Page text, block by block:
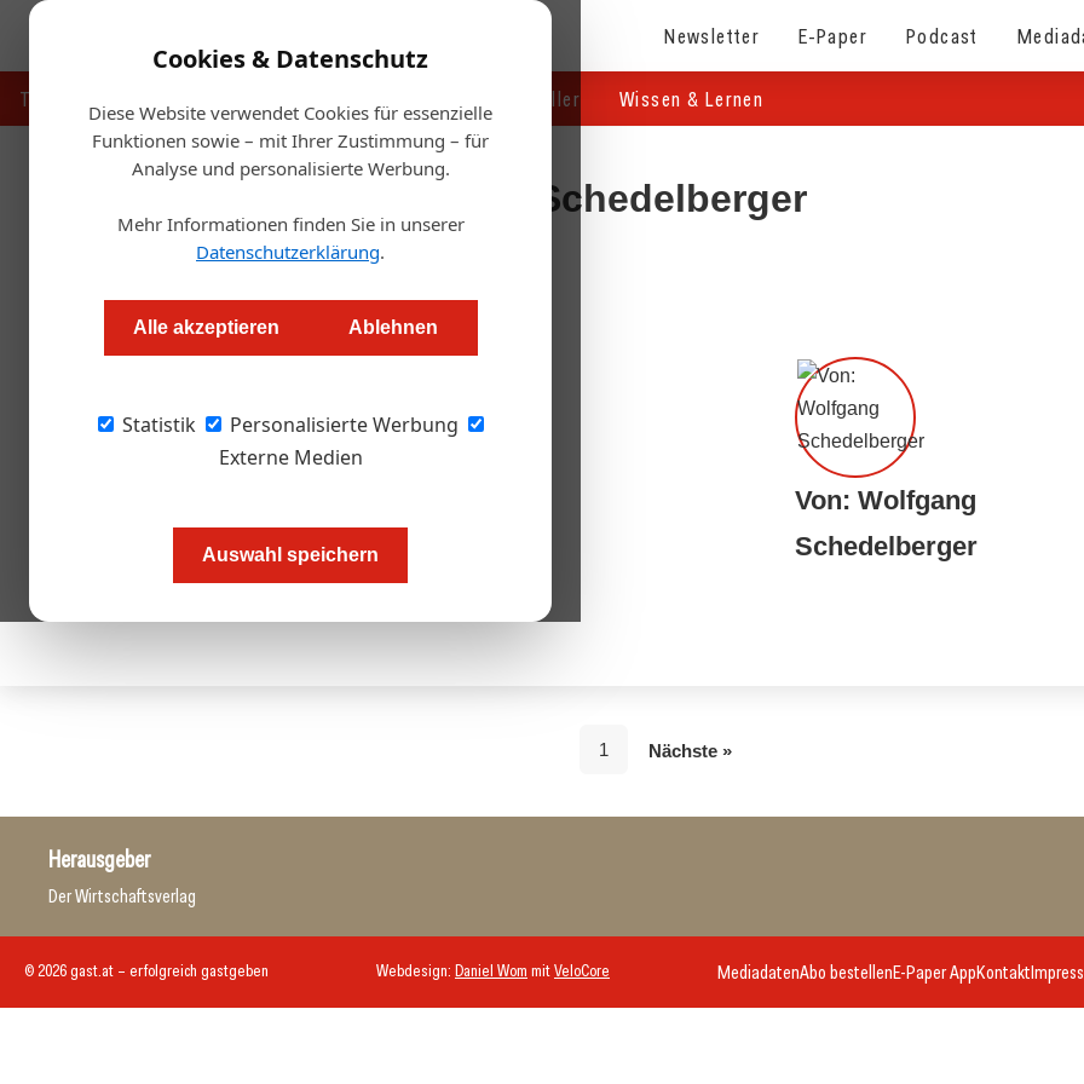
Cookies & Datenschutz
Diese Website verwendet Cookies für essenzielle
Funktionen sowie – mit Ihrer Zustimmung – für
Analyse und personalisierte Werbung.
Mehr Informationen finden Sie in unserer
Datenschutzerklärung.
Alle akzeptieren Ablehnen
Statistik
Personalisierte Werbung
Externe Medien
Auswahl speichern
Newsletter E-Paper Podcast
Touristik Handel & Hersteller Wissen & Lernen
Artikel von Von: Wolfgang Schedelberger
Von: Wolfgang
Schedelberger
1 Nächste »
Herausgeber
Der Wirtschaftsverlag
© 2026 gast.at – erfolgreich gastgeben Webdesign: Daniel Wom mitVeloCore MediadatenAbo bestellenE-Paper AppKontakt